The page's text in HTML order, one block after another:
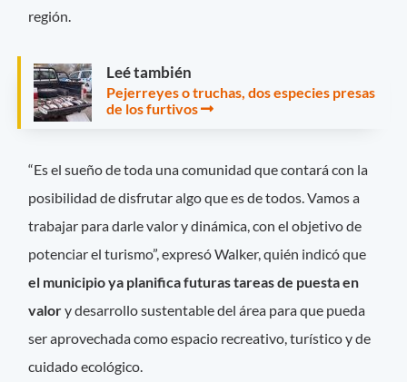
región.
Leé también
Pejerreyes o truchas, dos especies presas
de los furtivos
“Es el sueño de toda una comunidad que contará con la
posibilidad de disfrutar algo que es de todos. Vamos a
trabajar para darle valor y dinámica, con el objetivo de
potenciar el turismo”, expresó Walker, quién indicó que
el municipio ya planifica futuras tareas de puesta en
valory desarrollo sustentable del área para que pueda
ser aprovechada como espacio recreativo, turístico y de
cuidado ecológico.